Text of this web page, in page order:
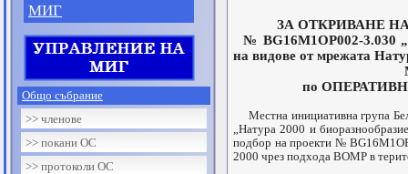
МИГ
Общо събрание
>> членове
>> покани ОС
>> протоколи ОС
ЗА ОТКРИВАНЕ НА
№ BG16M1OP002-3.030
на видове от мрежата
МИГ
по ОПЕРАТИВНА
Местна инициативна група
„Натура 2000 и
подбор на проекти №
2000 чрез подхода ВОМР в